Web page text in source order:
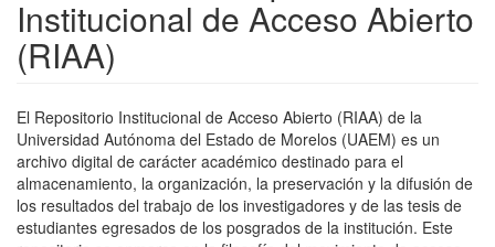
Institucional de Acceso Abierto
(RIAA)
El Repositorio Institucional de Acceso Abierto (RIAA) de la
Universidad Autónoma del Estado de Morelos (UAEM) es un
archivo digital de carácter académico destinado para el
almacenamiento, la organización, la preservación y la difusión de
los resultados del trabajo de los investigadores y de las tesis de
estudiantes egresados de los posgrados de la institución. Este